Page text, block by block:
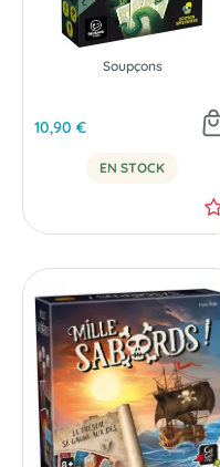
Soupçons
10,90 €
EN STOCK